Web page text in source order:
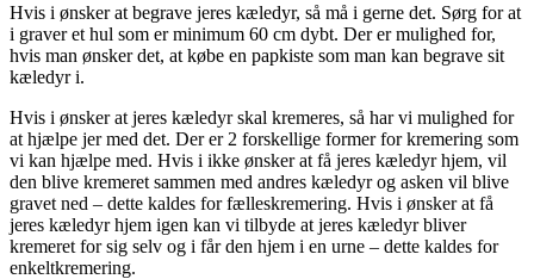
Hvis i ønsker at begrave jeres kæledyr, så må i gerne det. Sørg for at
i graver et hul som er minimum 60 cm dybt. Der er mulighed for,
hvis man ønsker det, at købe en papkiste som man kan begrave sit
kæledyr i.
Hvis i ønsker at jeres kæledyr skal kremeres, så har vi mulighed for
at hjælpe jer med det. Der er 2 forskellige former for kremering som
vi kan hjælpe med. Hvis i ikke ønsker at få jeres kæledyr hjem, vil
den blive kremeret sammen med andres kæledyr og asken vil blive
gravet ned – dette kaldes for fælleskremering. Hvis i ønsker at få
jeres kæledyr hjem igen kan vi tilbyde at jeres kæledyr bliver
kremeret for sig selv og i får den hjem i en urne – dette kaldes for
enkeltkremering.